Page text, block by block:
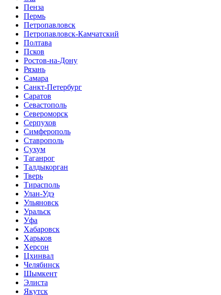
Пенза
Пермь
Петропавловск
Петропавловск-Камчатский
Полтава
Псков
Ростов-на-Дону
Рязань
Самара
Санкт-Петербург
Саратов
Севастополь
Североморск
Серпухов
Симферополь
Ставрополь
Сухум
Таганрог
Tалдыкорган
Тверь
Тирасполь
Улан-Удэ
Ульяновск
Уральск
Уфа
Хабаровск
Харьков
Херсон
Цхинвал
Челябинск
Шымкент
Элиста
Якутск